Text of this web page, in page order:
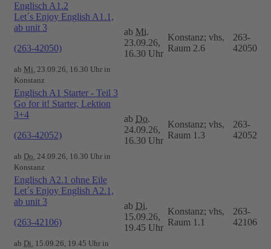
Englisch A1.2
Let´s Enjoy English A1.1,
ab unit 3
(263-42050)
ab Mi. 23.09.26, 16.30 Uhr in
Konstanz
ab Mi.
23.09.26,
16.30 Uhr
Konstanz; vhs,
Raum 2.6
263-
42050
Englisch A1 Starter - Teil 3
Go for it! Starter, Lektion
3+4
(263-42052)
ab Do. 24.09.26, 16.30 Uhr in
Konstanz
ab Do.
24.09.26,
16.30 Uhr
Konstanz; vhs,
Raum 1.3
263-
42052
Englisch A2.1 ohne Eile
Let´s Enjoy English A2.1,
ab unit 3
(263-42106)
ab Di. 15.09.26, 19.45 Uhr in
ab Di.
15.09.26,
19.45 Uhr
Konstanz; vhs,
Raum 1.1
263-
42106